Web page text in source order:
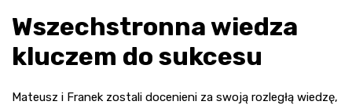
Wszechstronna wiedza
kluczem do sukcesu
Mateusz i Franek zostali docenieni za swoją rozległą wiedzę,